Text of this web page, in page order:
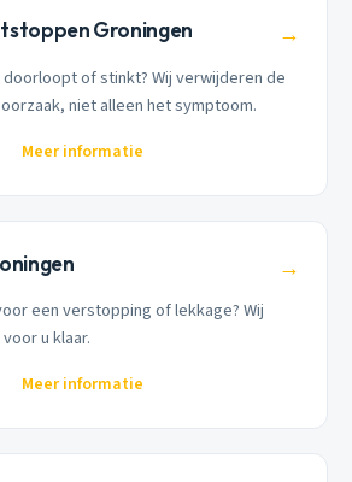
Groningen →
of stinkt? Wij verwijderen de
niet alleen het symptoom.
Meer informatie
→
een verstopping of lekkage? Wij
u klaar.
Meer informatie